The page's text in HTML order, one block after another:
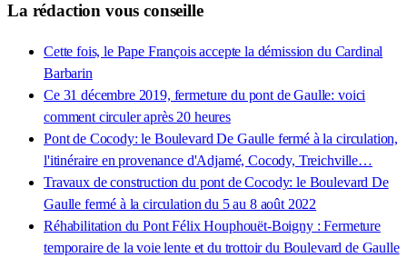
La rédaction vous conseille
Cette fois, le Pape François accepte la démission du Cardinal
Barbarin
Ce 31 décembre 2019, fermeture du pont de Gaulle: voici
comment circuler après 20 heures
Pont de Cocody: le Boulevard De Gaulle fermé à la circulation,
l'itinéraire en provenance d'Adjamé, Cocody, Treichville…
Travaux de construction du pont de Cocody: le Boulevard De
Gaulle fermé à la circulation du 5 au 8 août 2022
Réhabilitation du Pont Félix Houphouët-Boigny : Fermeture
temporaire de la voie lente et du trottoir du Boulevard de Gaulle